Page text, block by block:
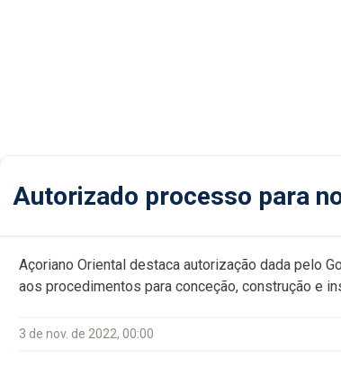
Autorizado processo para
Açoriano Oriental destaca autorização dada pelo
aos procedimentos para conceção, construção e
3 de nov. de 2022, 00:00